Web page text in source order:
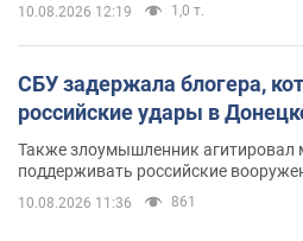
10.08.2026 12:19 1,0 т.
СБУ задержала блогера,
российские удары в
Также злоумышленник агитировал
поддерживать российские
10.08.2026 11:36 861